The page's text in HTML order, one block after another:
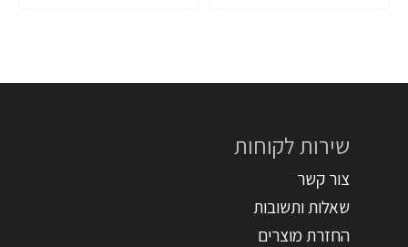
שירות לקוחות
צור קשר
שאלות ותשובות
החזרת מוצרים